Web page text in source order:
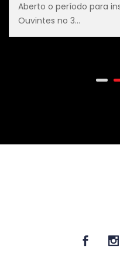
Aberto o período para
Ouvintes no 3...